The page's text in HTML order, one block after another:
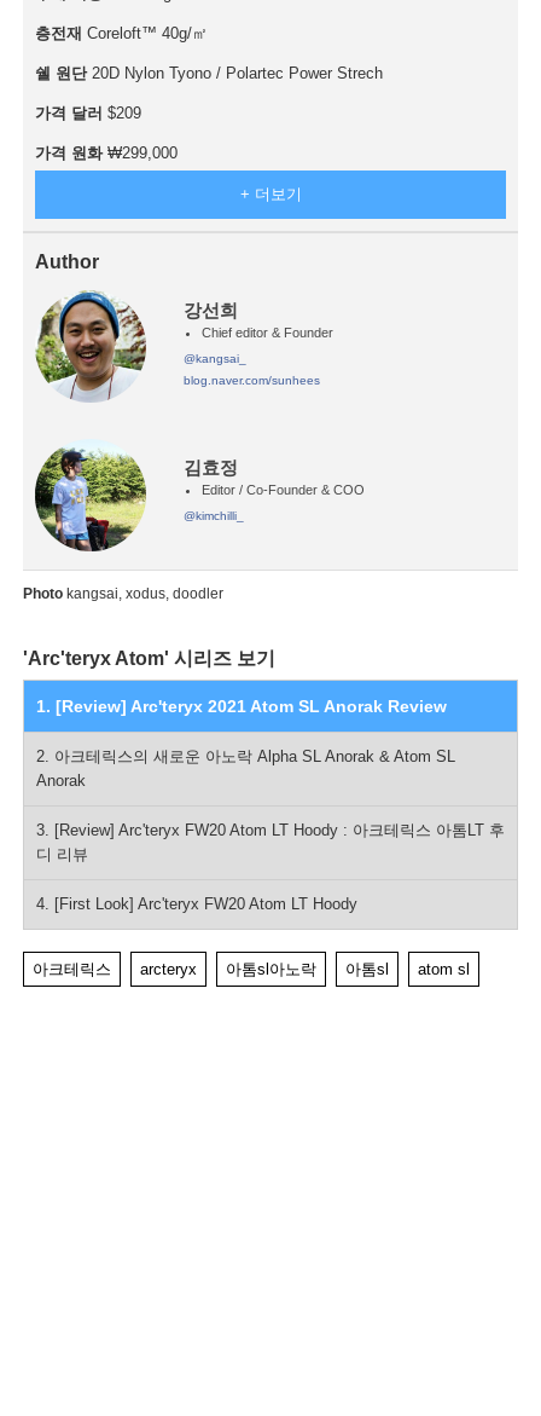
층전재 Coreloft™ 40g/㎡
쉘 원단 20D Nylon Tyono / Polartec Power Strech
가격 달러 $209
가격 원화 ₩299,000
+ 더보기
Author
강선희
Chief editor & Founder
@kangsai_
blog.naver.com/sunhees
김효정
Editor / Co-Founder & COO
@kimchilli_
Photokangsai, xodus, doodler
'Arc'teryx Atom' 시리즈 보기
1. [Review] Arc'teryx 2021 Atom SL Anorak Review
2. 아크테릭스의 새로운 아노락 Alpha SL Anorak & Atom SL
Anorak
3. [Review] Arc'teryx FW20 Atom LT Hoody : 아크테릭스 아톰LT 후
디 리뷰
4. [First Look] Arc'teryx FW20 Atom LT Hoody
아크테릭스 arcteryx 아톰sl아노락 아톰sl atom sl